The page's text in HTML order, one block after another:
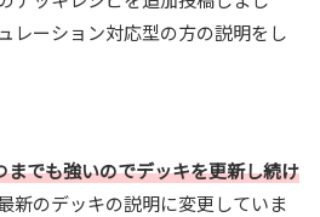
レーション対応型の方の説明をし
までも強いのでデッキを更新し続け
新のデッキの説明に変更していま